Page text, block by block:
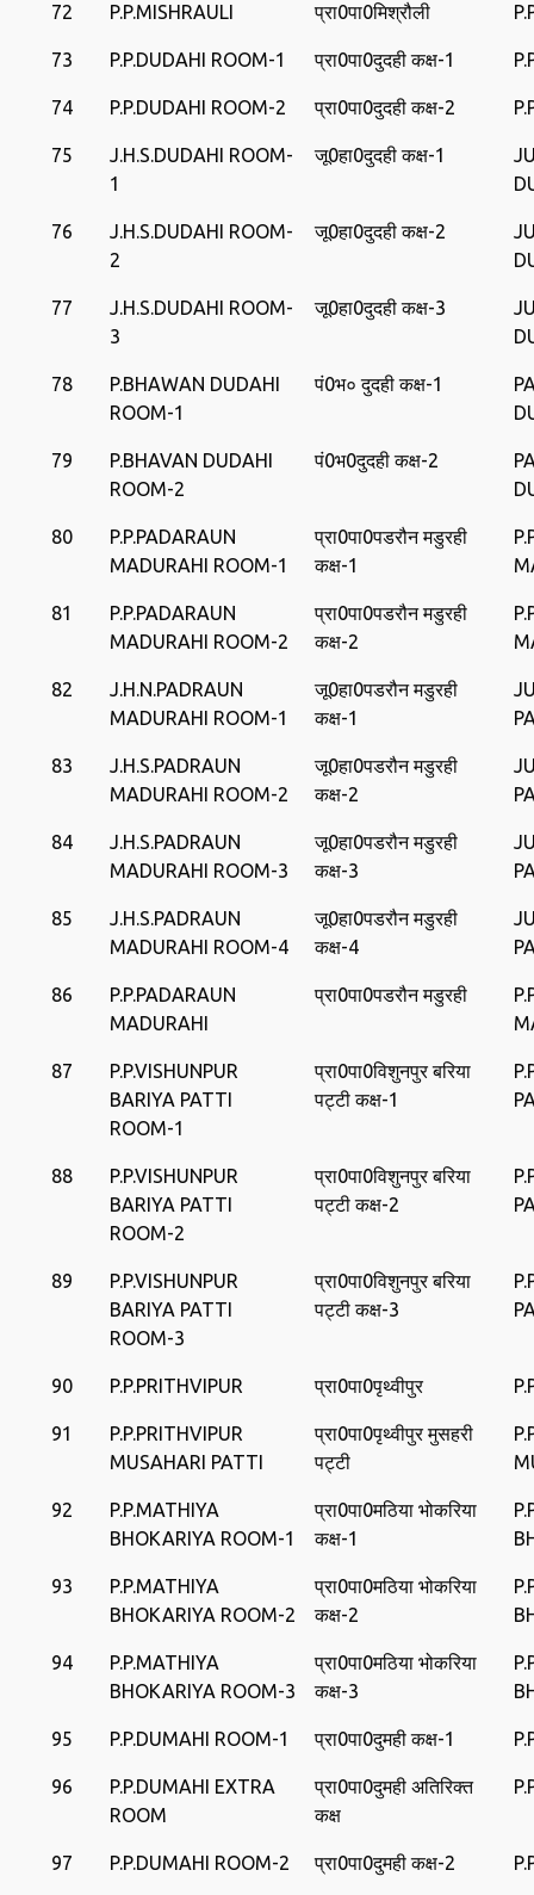
72 P.P.MISHRAULI प्रा0पा0मिश्रौली
73 P.P.DUDAHI ROOM-1 प्रा0पा0दुदही कक्ष-1
74 P.P.DUDAHI ROOM-2 प्रा0पा0दुदही कक्ष-2
75
J.H.S.DUDAHI ROOM-
1
जू0हा0दुदही कक्ष-1
76
J.H.S.DUDAHI ROOM-
2
जू0हा0दुदही कक्ष-2
77
J.H.S.DUDAHI ROOM-
3
जू0हा0दुदही कक्ष-3
78
P.BHAWAN DUDAHI
ROOM-1
पं0भ० दुदही कक्ष-1
79
P.BHAVAN DUDAHI
ROOM-2
पं0भ0दुदही कक्ष-2
80
P.P.PADARAUN
MADURAHI ROOM-1
प्रा0पा0पडरौन मडुरही
कक्ष-1
81
P.P.PADARAUN
MADURAHI ROOM-2
प्रा0पा0पडरौन मडुरही
कक्ष-2
82
J.H.N.PADRAUN
MADURAHI ROOM-1
जू0हा0पडरौन मडुरही
कक्ष-1
83
J.H.S.PADRAUN
MADURAHI ROOM-2
जू0हा0पडरौन मडुरही
कक्ष-2
84
J.H.S.PADRAUN
MADURAHI ROOM-3
जू0हा0पडरौन मडुरही
कक्ष-3
85
J.H.S.PADRAUN
MADURAHI ROOM-4
जू0हा0पडरौन मडुरही
कक्ष-4
86
P.P.PADARAUN
MADURAHI
प्रा0पा0पडरौन मडुरही
87
P.P.VISHUNPUR
BARIYA PATTI
ROOM-1
प्रा0पा0विशुनपुर बरिया
पट्टी कक्ष-1
88
P.P.VISHUNPUR
BARIYA PATTI
ROOM-2
प्रा0पा0विशुनपुर बरिया
पट्टी कक्ष-2
89
P.P.VISHUNPUR
BARIYA PATTI
ROOM-3
प्रा0पा0विशुनपुर बरिया
पट्टी कक्ष-3
90 P.P.PRITHVIPUR प्रा0पा0पृथ्‍वीपुर
91
P.P.PRITHVIPUR
MUSAHARI PATTI
प्रा0पा0पृथ्‍वीपुर मुसहरी
पट्टी
92
P.P.MATHIYA
BHOKARIYA ROOM-1
प्रा0पा0मठिया भोकरिया
कक्ष-1
93
P.P.MATHIYA
BHOKARIYA ROOM-2
प्रा0पा0मठिया भोकरिया
कक्ष-2
94
P.P.MATHIYA
BHOKARIYA ROOM-3
प्रा0पा0मठिया भोकरिया
कक्ष-3
95 P.P.DUMAHI ROOM-1 प्रा0पा0दुमही कक्ष-1
96
P.P.DUMAHI EXTRA
ROOM
प्रा0पा0दुमही अतिरिक्‍त
कक्ष
97 P.P.DUMAHI ROOM-2 प्रा0पा0दुमही कक्ष-2